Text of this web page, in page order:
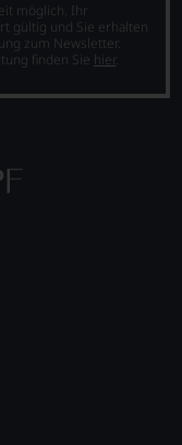
möglich. Ihr
gültig und Sie erhalten
zum Newsletter.
finden Sie hier.